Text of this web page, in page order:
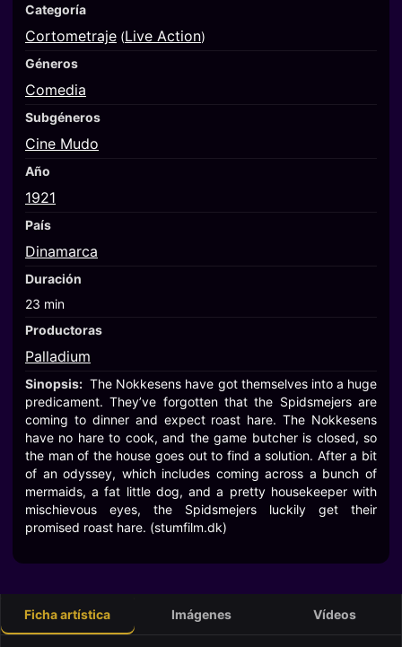
Categoría
Cortometraje (Live Action)
Géneros
Comedia
Subgéneros
Cine Mudo
Año
1921
País
Dinamarca
Duración
23 min
Productoras
Palladium
Sinopsis: The Nokkesens have got themselves into a huge
predicament. They’ve forgotten that the Spidsmejers are
coming to dinner and expect roast hare. The Nokkesens
have no hare to cook, and the game butcher is closed, so
the man of the house goes out to find a solution. After a bit
of an odyssey, which includes coming across a bunch of
mermaids, a fat little dog, and a pretty housekeeper with
mischievous eyes, the Spidsmejers luckily get their
promised roast hare. (stumfilm.dk)
Ficha artística Imágenes Vídeos